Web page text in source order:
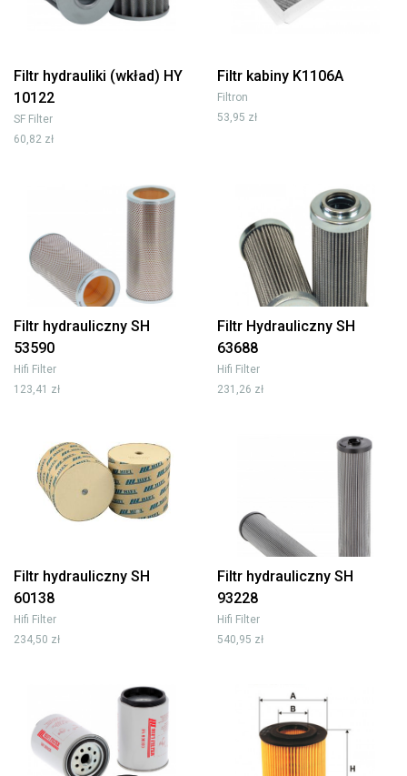
Filtr hydrauliki (wkład) HY
10122
SF Filter
60,82 zł
Filtr kabiny K1106A
Filtron
53,95 zł
Filtr hydrauliczny SH
53590
Hifi Filter
123,41 zł
Filtr Hydrauliczny SH
63688
Hifi Filter
231,26 zł
Filtr hydrauliczny SH
60138
Hifi Filter
234,50 zł
Filtr hydrauliczny SH
93228
Hifi Filter
540,95 zł